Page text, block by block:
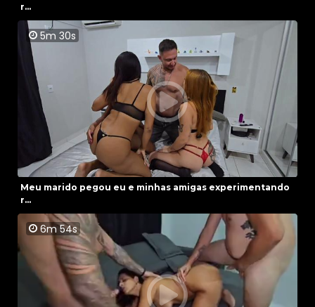
r...
5m 30s
Meu marido pegou eu e minhas amigas experimentando
r...
6m 54s